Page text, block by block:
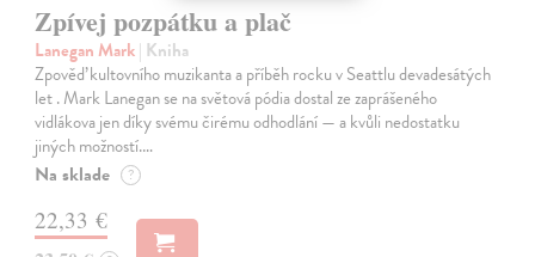
Zpívej pozpátku a plač
Lanegan Mark| Kniha
Zpověď kultovního muzikanta a příběh rocku v Seattlu devadesátých
let . Mark Lanegan se na světová pódia dostal ze zaprášeného
vidlákova jen díky svému čirému odhodlání — a kvůli nedostatku
jiných možností.…
Na sklade ?
22,33 €